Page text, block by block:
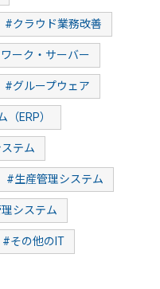
#クラウド業務改善
ーク・サーバー
#グループウェア
ERP）
テム
#生産管理システム
システム
#その他のIT